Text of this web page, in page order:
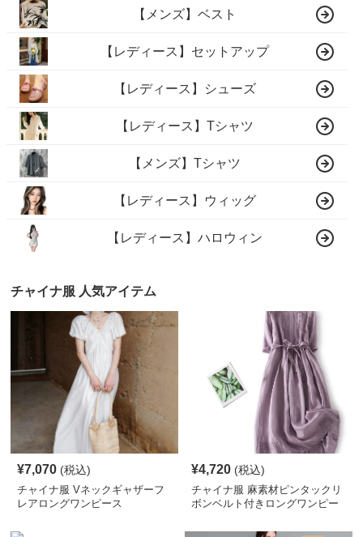
【メンズ】ベスト
【レディース】セットアップ
【レディース】シューズ
【レディース】Tシャツ
【メンズ】Tシャツ
【レディース】ウィッグ
【レディース】ハロウィン
チャイナ服 人気アイテム
¥7,070 (税込)
チャイナ服 Vネックギャザーフ
レアロングワンピース
¥4,720 (税込)
チャイナ服 麻素材ピンタックリ
ボンベルト付きロングワンピー